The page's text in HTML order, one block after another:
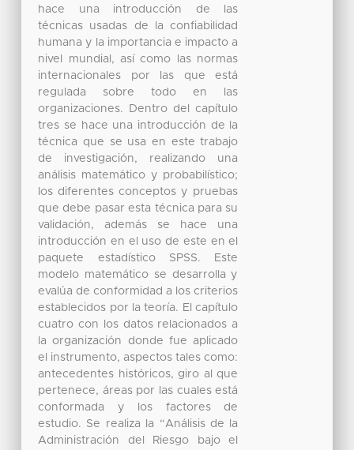
hace una introducción de las
técnicas usadas de la confiabilidad
humana y la importancia e impacto a
nivel mundial, así como las normas
internacionales por las que está
regulada sobre todo en las
organizaciones. Dentro del capítulo
tres se hace una introducción de la
técnica que se usa en este trabajo
de investigación, realizando una
análisis matemático y probabilístico;
los diferentes conceptos y pruebas
que debe pasar esta técnica para su
validación, además se hace una
introducción en el uso de este en el
paquete estadístico SPSS. Este
modelo matemático se desarrolla y
evalúa de conformidad a los criterios
establecidos por la teoría. El capítulo
cuatro con los datos relacionados a
la organización donde fue aplicado
el instrumento, aspectos tales como:
antecedentes históricos, giro al que
pertenece, áreas por las cuales está
conformada y los factores de
estudio. Se realiza la “Análisis de la
Administración del Riesgo bajo el